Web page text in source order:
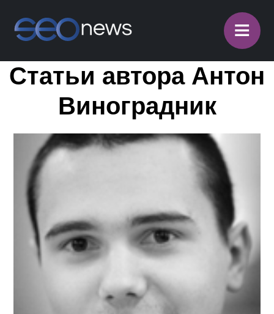
≡
Статьи автора Антон
Виноградник